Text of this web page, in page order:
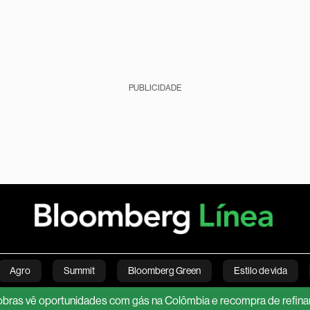
PUBLICIDADE
Agro Summit Bloomberg Green Estilo de vida
pessoais Viagens Internacional Brasil
com gás na Colômbia e recompra de refinaria no Brasil